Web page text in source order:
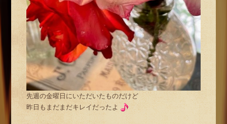
先週の金曜日にいただいたものだけど
昨日もまだまだキレイだったよ